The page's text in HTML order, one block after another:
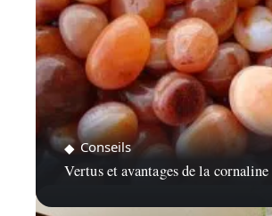
Conseils
Vertus et avantages de la cornaline